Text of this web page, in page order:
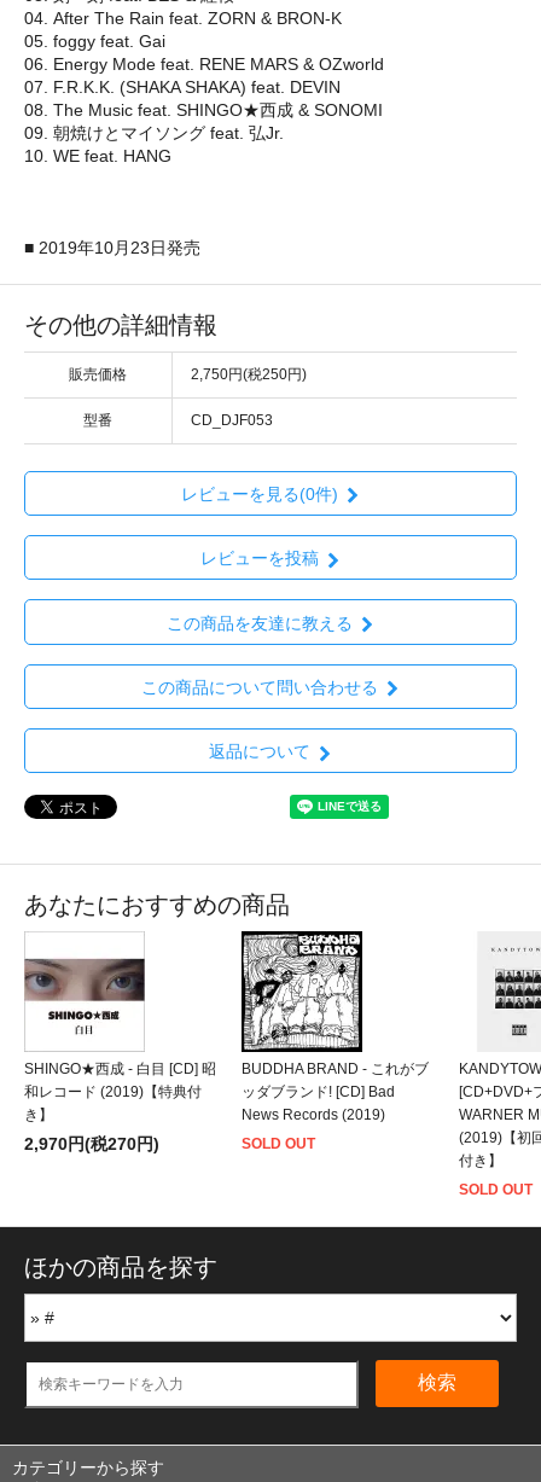
04. After The Rain feat. ZORN & BRON-K
05. foggy feat. Gai
06. Energy Mode feat. RENE MARS & OZworld
07. F.R.K.K. (SHAKA SHAKA) feat. DEVIN
08. The Music feat. SHINGO★西成 & SONOMI
09. 朝焼けとマイソング feat. 弘Jr.
10. WE feat. HANG
■ 2019年10月23日発売
その他の詳細情報
販売価格 2,750円(税250円)
型番 CD_DJF053
レビューを見る(0件)
レビューを投稿
この商品を友達に教える
この商品について問い合わせる
返品について
あなたにおすすめの商品
SHINGO★西成 - 白目 [CD] 昭
和レコード (2019)【特典付
き】
2,970円(税270円)
BUDDHA BRAND - これがブ
ッダブランド! [CD] Bad
News Records (2019)
SOLD OUT
[CD+DVD+
WARNER
(2019)【初
付き】
SOLD OUT
ほかの商品を探す
検索
カテゴリーから探す